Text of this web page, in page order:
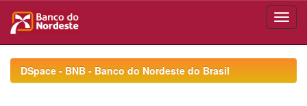
navigationDSpace - BNB - Banco do Nordeste do Brasil